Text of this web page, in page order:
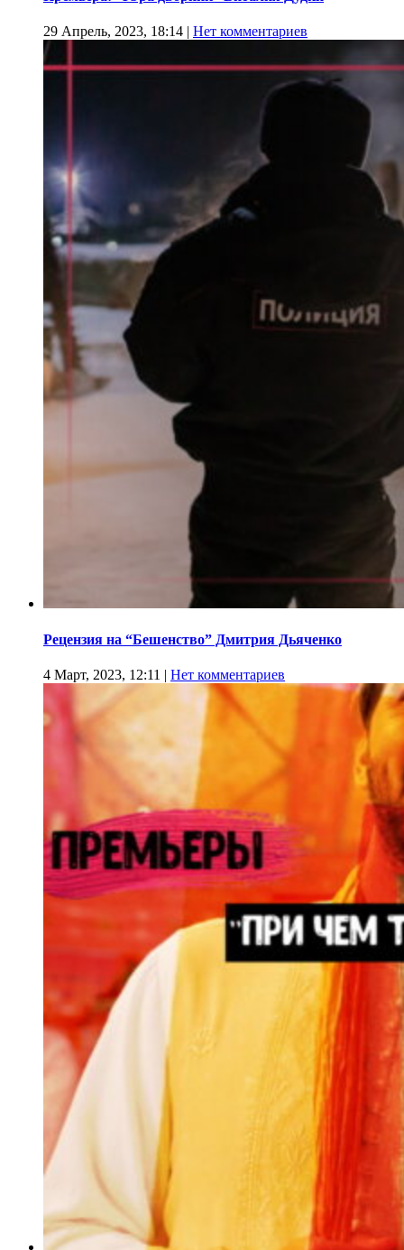
29 Апрель, 2023, 18:14 | Нет комментариев
Рецензия на “Бешенство” Дмитрия Дьяченко
4 Март, 2023, 12:11 | Нет комментариев